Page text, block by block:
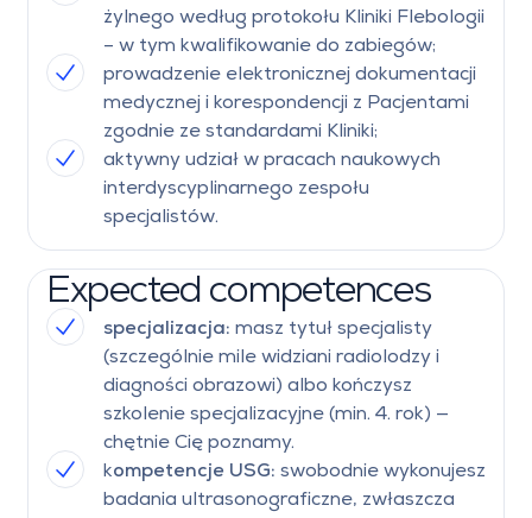
żylnego według protokołu Kliniki Flebologii
– w tym kwalifikowanie do zabiegów;
prowadzenie elektronicznej dokumentacji
medycznej i korespondencji z Pacjentami
zgodnie ze standardami Kliniki;
aktywny udział w pracach naukowych
interdyscyplinarnego zespołu
specjalistów.
Expected competences
specjalizacja: masz tytuł specjalisty
(szczególnie mile widziani radiolodzy i
diagności obrazowi) albo kończysz
szkolenie specjalizacyjne (min. 4. rok) —
chętnie Cię poznamy.
kompetencje USG: swobodnie wykonujesz
badania ultrasonograficzne, zwłaszcza